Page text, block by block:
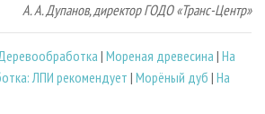
А. А. Дупанов, директор ГОДО «Транс-Центр»
Деревообработка | Мореная древесина | На
ЛПИ рекомендует | Морёный дуб | На